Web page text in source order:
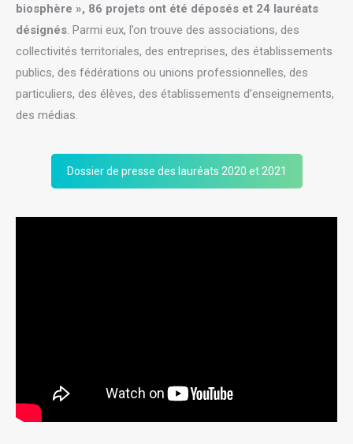
biosphère », 86 projets ont été déposés et 24 lauréats
désignés. Parmi eux, l’on trouve des associations, des
collectivités territoriales, des entreprises, des établissements
publics, des fédérations ou unions professionnelles, des
particuliers, des élèves, des établissements d’enseignements,
des médias.
Dossier de presse des lauréats 2020 et 2021